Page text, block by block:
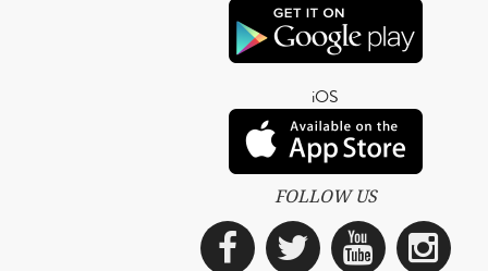
iOS
FOLLOW US
Facebook
Twitter